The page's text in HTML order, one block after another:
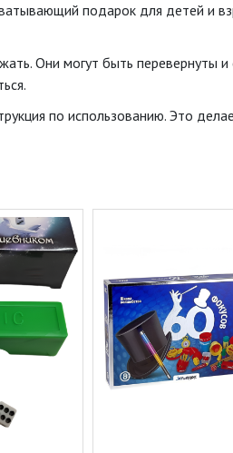
подарок для детей и
Они могут быть перевернуты
по использованию. Это